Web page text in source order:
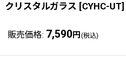
クリスタルガラス [CYHC-UT]
販売価格: 7,590 円 (税込)